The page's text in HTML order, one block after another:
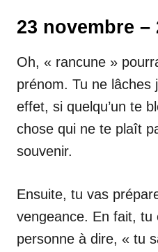
23 novembre –
Oh, « rancune »
prénom. Tu ne lâches
effet, si quelqu’un te
chose qui ne te plaît
souvenir.
Ensuite, tu vas
vengeance. En fait, tu
personne à dire, « tu